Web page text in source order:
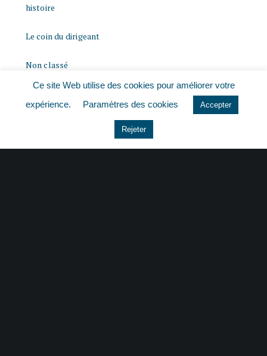
histoire
Le coin du dirigeant
Non classé
Ce site Web utilise des cookies pour améliorer votre
expérience.
Paramètres des cookies Accepter
Rejeter